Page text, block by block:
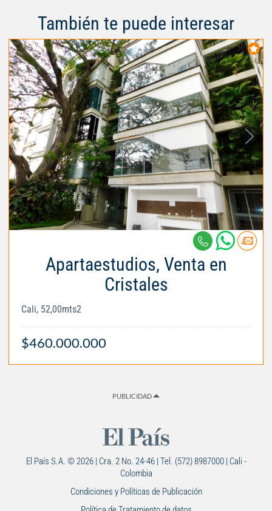
También te puede interesar
Apartaestudios, Venta en
Cristales
Cali, 52,00mts2
$460.000.000
PUBLICIDAD
El País S.A. © 2026 | Cra. 2 No. 24-46 | Tel. (572) 8987000 | Cali -
Colombia
Condiciones y Políticas de Publicación